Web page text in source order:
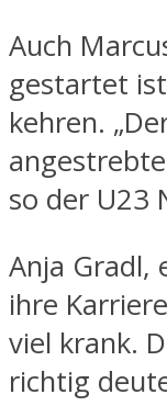
Auch
gestartet
kehren.
so der U23
Anja Gradl,
ihre
viel krank.
richtig